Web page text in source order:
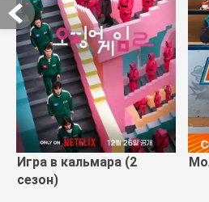
Игра в кальмара (2
сезон)